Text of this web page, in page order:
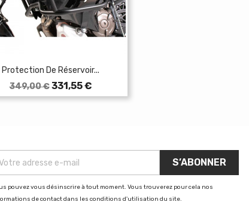
Protection De Réservoir...
Prix
de
349,00 € Prix
331,55 €
pouvez vous désinscrire à tout moment. Vous trouverez pour cela nos
de contact dans les conditions d'utilisation du site.